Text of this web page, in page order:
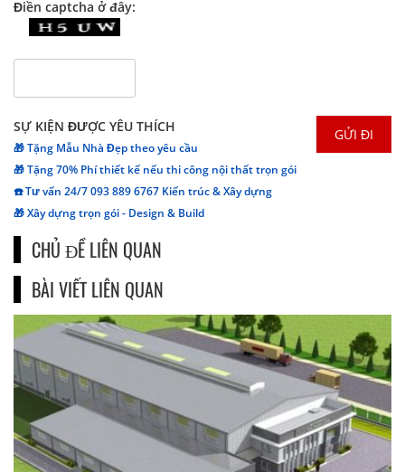
Điền captcha ở đây:
SỰ KIỆN ĐƯỢC YÊU THÍCH
🎁 Tặng Mẫu Nhà Đẹp theo yêu cầu
🎁 Tặng 70% Phí thiết kế nếu thi công nội thất trọn gói
☎️ Tư vấn 24/7 093 889 6767 Kiến trúc & Xây dựng
🎁 Xây dựng trọn gói - Design & Build
CHỦ ĐỀ LIÊN QUAN
BÀI VIẾT LIÊN QUAN